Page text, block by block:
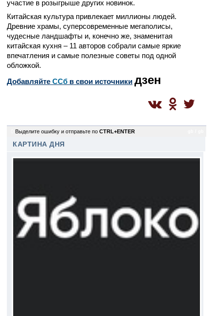
участие в розыгрыше других новинок.
Китайская культура привлекает миллионы людей.
Древние храмы, суперсовременные мегаполисы,
чудесные ландшафты и, конечно же, знаменитая
китайская кухня – 11 авторов собрали самые яркие
впечатления и самые полезные советы под одной
обложкой.
Добавляйте CСб в свои источники дзен
Выделите ошибку и отправьте по CTRL+ENTER
КАРТИНА ДНЯ